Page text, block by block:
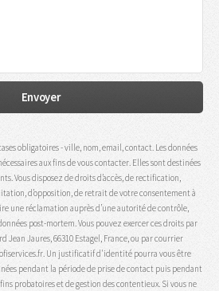
obligatoires - ville, nom, email, contact. Les données
aux fins de vous contacter. Elles sont destinées
Vous disposez de droits d’accès, de rectification,
d’opposition, de retrait de votre consentement à
une réclamation auprès d’une autorité de contrôle,
post-mortem. Vous pouvez exercer ces droits par
Jean Jaures, 66310 Estagel, France, ou par courrier
Un justificatif d'identité pourra vous être
pendant la période de prise de contact puis pendant
probatoires et de gestion des contentieux. Si vous ne